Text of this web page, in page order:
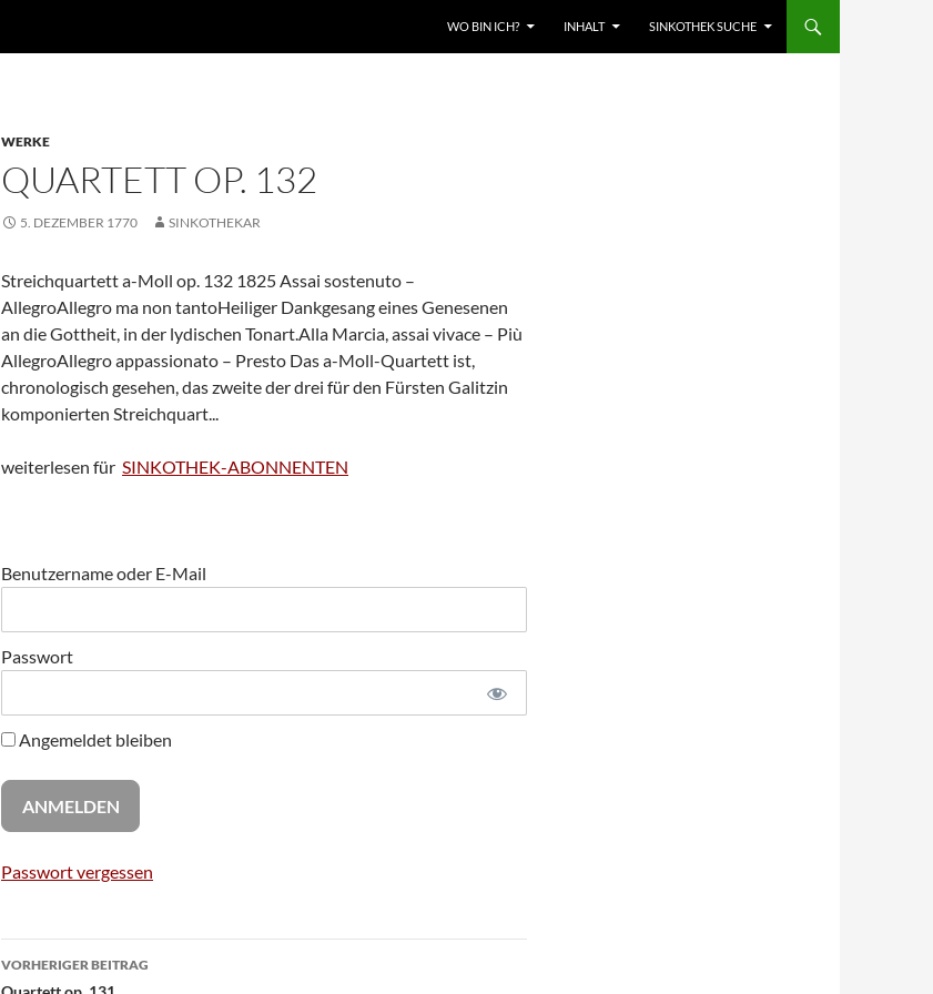
WO BIN ICH? INHALT SINKOTHEK SUCHE
WERKE
QUARTETT OP. 132
5. DEZEMBER 1770 SINKOTHEKAR
Streichquartett a-Moll op. 132 1825 Assai sostenuto –
AllegroAllegro ma non tantoHeiliger Dankgesang eines Genesenen
an die Gottheit, in der lydischen Tonart.Alla Marcia, assai vivace – Più
AllegroAllegro appassionato – Presto Das a-Moll-Quartett ist,
chronologisch gesehen, das zweite der drei für den Fürsten Galitzin
komponierten Streichquart...
weiterlesen für SINKOTHEK-ABONNENTEN
Benutzername oder E-Mail
Passwort
Angemeldet bleiben
Passwort vergessen
Beitragsnavigation
VORHERIGER BEITRAG